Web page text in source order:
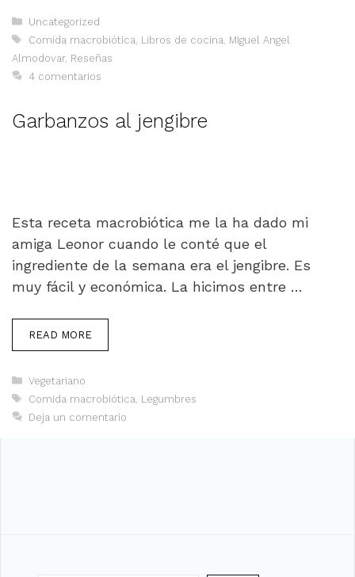
Categorías
Uncategorized
Etiquetas
Comida macrobiótica Libros de cocina MIguel Angel
Almodovar, Reseñas
4 comentarios
Garbanzos al jengibre
Esta receta macrobiótica me la ha dado mi
amiga Leonor cuando le conté que el
ingrediente de la semana era el jengibre. Es
muy fácil y económica. La hicimos entre …
READ MORE
Categorías
Vegetariano
Etiquetas
Comida macrobiótica Legumbres
Deja un comentario